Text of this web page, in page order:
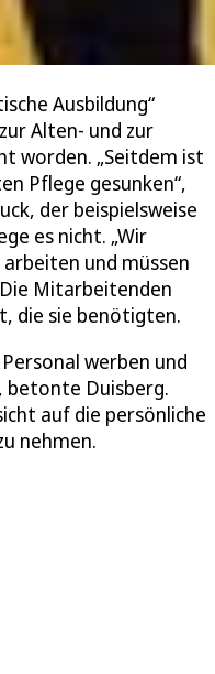
Ausbildung“
Alten- und zur
worden. „Seitdem ist
Pflege gesunken“,
der beispielsweise
es nicht. „Wir
und müssen
Mitarbeitenden
die sie benötigten.
werben und
betonte Duisberg.
auf die persönliche
nehmen.